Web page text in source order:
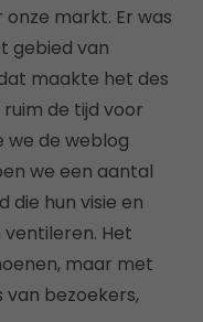
markt. Er was
gebied van
maakte het des
de tijd voor
we de weblog
we een aantal
die hun visie en
Het
maar met
bezoekers,